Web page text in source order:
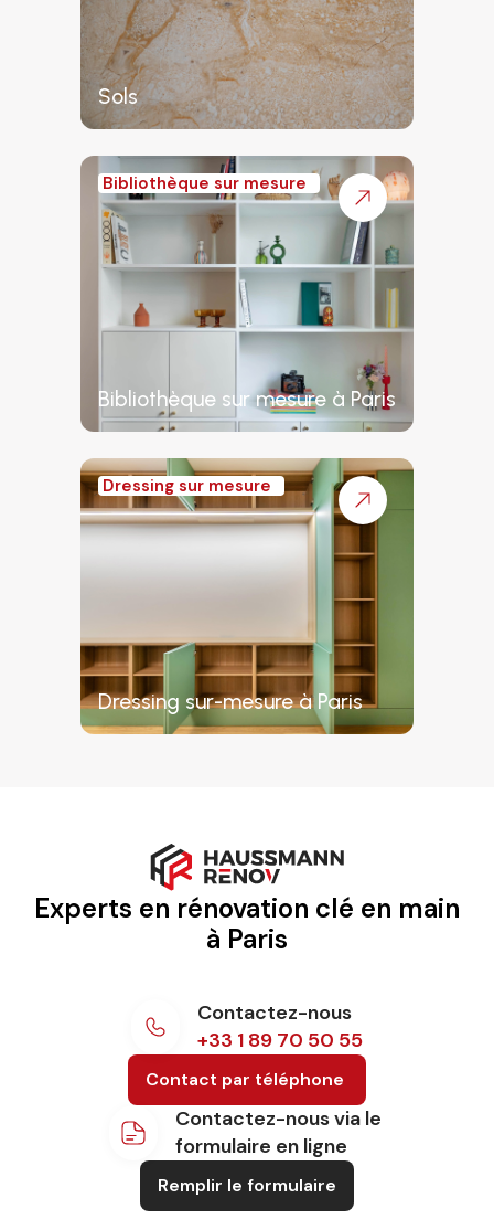
Sols
Bibliothèque sur mesure
Bibliothèque sur mesure à Paris
Dressing sur mesure
Dressing sur-mesure à Paris
Experts en rénovation clé en main
à Paris
Contactez-nous
+33 1 89 70 50 55
Contact par téléphone
Contactez-nous via le
formulaire en ligne
Remplir le formulaire